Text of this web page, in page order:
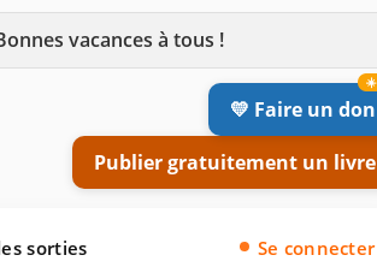
vacances à tous !
💛 Faire un don
Publier gratuitement un livre
sorties Se connecter